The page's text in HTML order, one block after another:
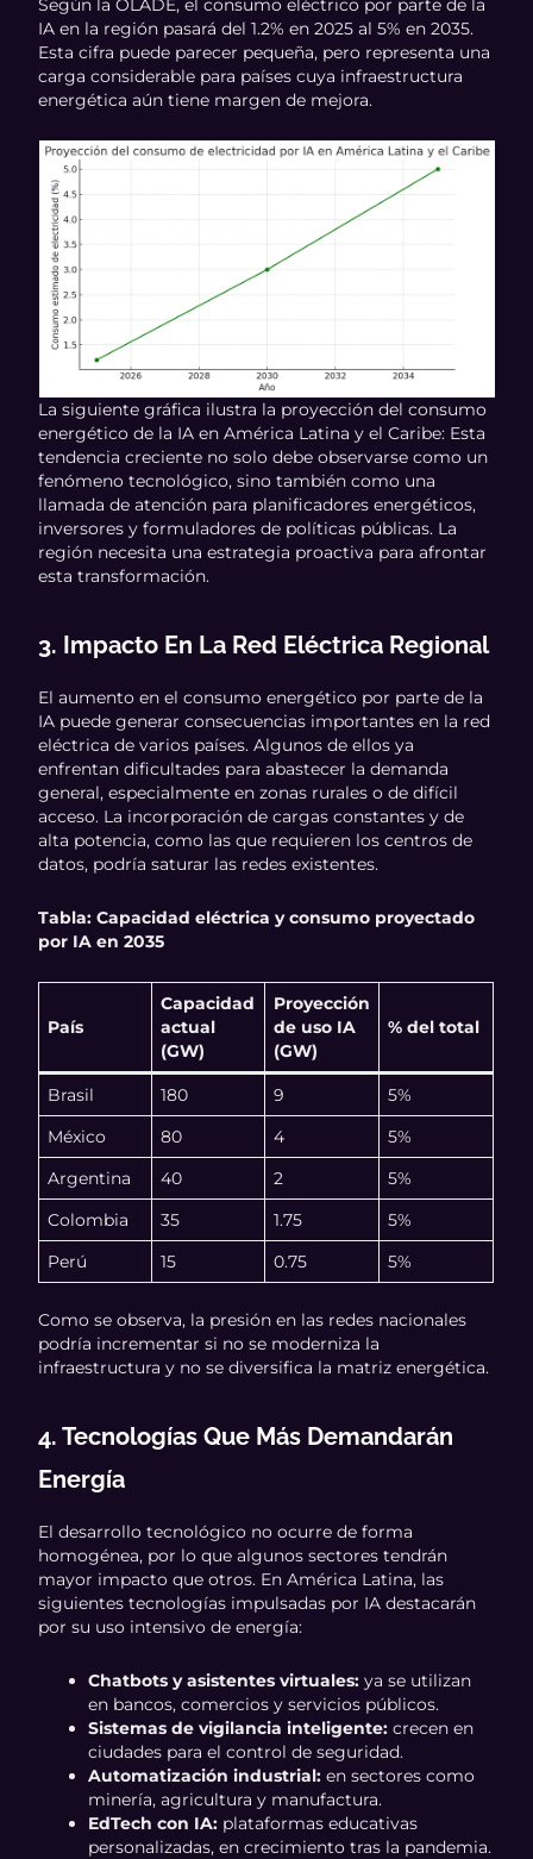
Según la OLADE, el consumo eléctrico por parte de la
IA en la región pasará del 1.2% en 2025 al 5% en 2035.
Esta cifra puede parecer pequeña, pero representa una
carga considerable para países cuya infraestructura
energética aún tiene margen de mejora.
La siguiente gráfica ilustra la proyección del consumo
energético de la IA en América Latina y el Caribe: Esta
tendencia creciente no solo debe observarse como un
fenómeno tecnológico, sino también como una
llamada de atención para planificadores energéticos,
inversores y formuladores de políticas públicas. La
región necesita una estrategia proactiva para afrontar
esta transformación.
3. Impacto En La Red Eléctrica Regional
El aumento en el consumo energético por parte de la
IA puede generar consecuencias importantes en la red
eléctrica de varios países. Algunos de ellos ya
enfrentan dificultades para abastecer la demanda
general, especialmente en zonas rurales o de difícil
acceso. La incorporación de cargas constantes y de
alta potencia, como las que requieren los centros de
datos, podría saturar las redes existentes.
Tabla: Capacidad eléctrica y consumo proyectado
por IA en 2035
País
Capacidad
actual
(GW)
Proyección
de uso IA
(GW)
% del total
Brasil 180 9
5%
México
80 4
5%
Argentina
40 2
5%
Colombia
35 1.75
5%
Perú
15 0.75 5%
Como se observa, la presión en las redes nacionales
podría incrementar si no se moderniza la
infraestructura y no se diversifica la matriz energética.
4. Tecnologías Que Más Demandarán
Energía
El desarrollo tecnológico no ocurre de forma
homogénea, por lo que algunos sectores tendrán
mayor impacto que otros. En América Latina, las
siguientes tecnologías impulsadas por IA destacarán
por su uso intensivo de energía:
Chatbots y asistentes virtuales: ya se utilizan
en bancos, comercios y servicios públicos.
Sistemas de vigilancia inteligente: crecen en
ciudades para el control de seguridad.
Automatización industrial: en sectores como
minería, agricultura y manufactura.
EdTech con IA: plataformas educativas
personalizadas, en crecimiento tras la pandemia.